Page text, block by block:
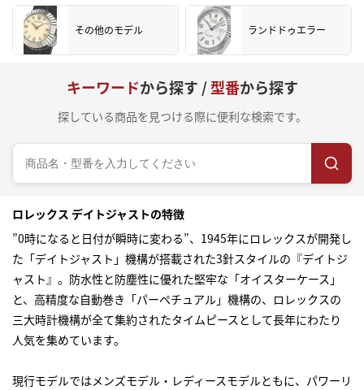
その他のモデル ランドドゥエラー
キーワードから探す /型番から探す
探している商品を見つける際に便利な検索です。
ロレックス デイトジャストの特徴
”0時になると日付が瞬時に変わる”、1945年にロレックスが開発し
た「デイトジャスト」機構が搭載された3針スタイルの『デイトジ
ャスト』。防水性と防塵性に優れた堅牢な「オイスターケース」
と、高精度な自動巻き「パーペチュアル」機構の、ロレックスの
三大時計機構が全て集約されたタイムピースとして長年にわたり
人気を集めています。
現行モデルではメンズモデル・レディースモデルともに、パワーリ